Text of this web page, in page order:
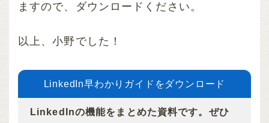
ますので、ダウンロードください。
以上、小野でした！
LinkedIn早わかりガイドをダウンロード
LinkedInの機能をまとめた資料です。ぜひ